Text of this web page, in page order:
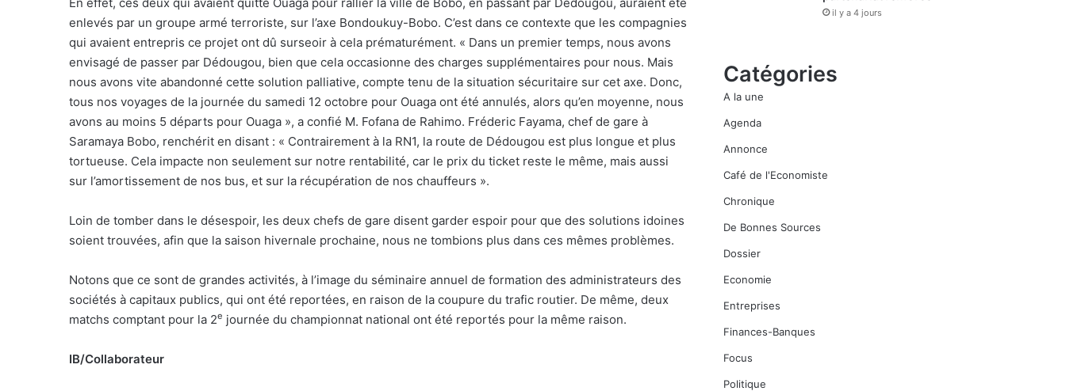
enlevés par un groupe armé terroriste, sur l’axe Bondoukuy-Bobo. C’est dans ce contexte que les compagnies
qui avaient entrepris ce projet ont dû surseoir à cela prématurément. « Dans un premier temps, nous avons
envisagé de passer par Dédougou, bien que cela occasionne des charges supplémentaires pour nous. Mais
nous avons vite abandonné cette solution palliative, compte tenu de la situation sécuritaire sur cet axe. Donc,
tous nos voyages de la journée du samedi 12 octobre pour Ouaga ont été annulés, alors qu’en moyenne, nous
avons au moins 5 départs pour Ouaga », a confié M. Fofana de Rahimo. Fréderic Fayama, chef de gare à
Saramaya Bobo, renchérit en disant : « Contrairement à la RN1, la route de Dédougou est plus longue et plus
tortueuse. Cela impacte non seulement sur notre rentabilité, car le prix du ticket reste le même, mais aussi
sur l’amortissement de nos bus, et sur la récupération de nos chauffeurs ».
Loin de tomber dans le désespoir, les deux chefs de gare disent garder espoir pour que des solutions idoines
soient trouvées, afin que la saison hivernale prochaine, nous ne tombions plus dans ces mêmes problèmes.
Notons que ce sont de grandes activités, à l’image du séminaire annuel de formation des administrateurs des
sociétés à capitaux publics, qui ont été reportées, en raison de la coupure du trafic routier. De même, deux
matchs comptant pour la 2e journée du championnat national ont été reportés pour la même raison.
IB/Collaborateur
il y a 4 jours
Catégories
A la une
Agenda
Annonce
Café de l'Economiste
Chronique
De Bonnes Sources
Dossier
Economie
Entreprises
Finances-Banques
Focus
Politique